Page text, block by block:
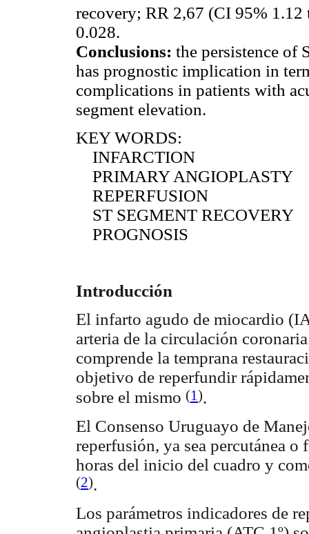
recovery; RR 2,67 (CI 95% 1.12
0.028.
Conclusions: the persistence of
has prognostic implication in
complications in patients with
segment elevation.
KEY WORDS:
INFARCTION
PRIMARY ANGIOPLASTY
REPERFUSION
ST SEGMENT RECOVERY
PROGNOSIS
Introducción
El infarto agudo de miocardio
arteria de la circulación
comprende la temprana
objetivo de reperfundir
sobre el mismo (1).
El Consenso Uruguayo de
reperfusión, ya sea percutánea o
horas del inicio del cuadro y
(2).
Los parámetros indicadores de